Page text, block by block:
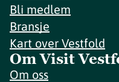
Bli medlem
Bransje
Kart over Vestfold
Om Visit
Om oss